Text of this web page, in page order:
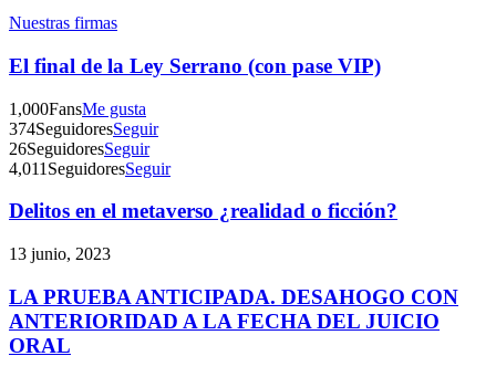
Nuestras firmas
El final de la Ley Serrano (con pase VIP)
1,000FansMe gusta
374SeguidoresSeguir
26SeguidoresSeguir
4,011 SeguidoresSeguir
Delitos en el metaverso ¿realidad o ficción?
13 junio, 2023
LA PRUEBA ANTICIPADA. DESAHOGO CON
ANTERIORIDAD A LA FECHA DEL JUICIO
ORAL